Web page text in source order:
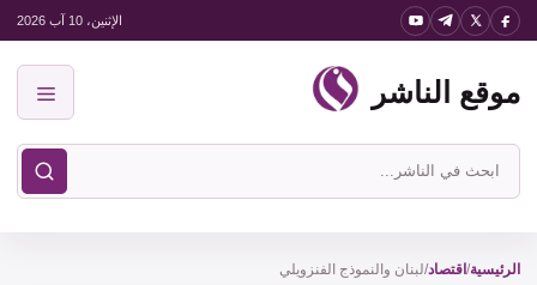
انتقل
المحتوى
الإثنين، 10 آب 2026
موقع الناشر
ابحث
في
الناشر
الرئيسية/ اقتصاد/لبنان والنموذج الفنزويلي